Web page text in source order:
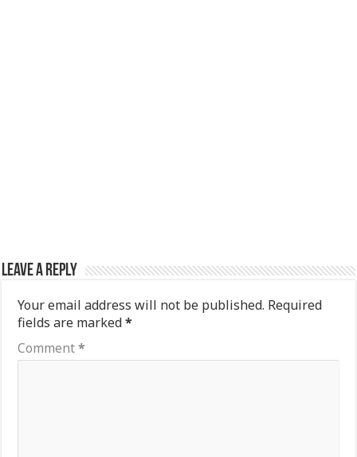
Leave a Reply
Your email address will not be published. Required
fields are marked*
Comment*